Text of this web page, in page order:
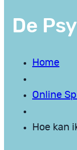
De
Home
Online
Hoe kan